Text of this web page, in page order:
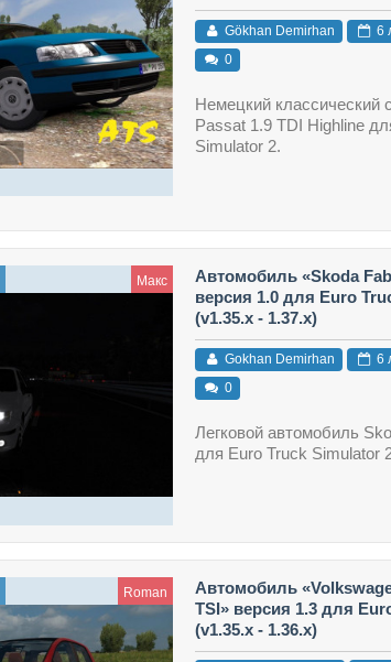
Gökhan Demirhan 6
0
Немецкий классический
Passat 1.9 TDI Highline
Simulator 2.
Макс
Автомобиль «Skoda
версия 1.0 для Euro
(v1.35.x - 1.37.x)
Gokhan Demirhan 6
0
Легковой автомобиль
для Euro Truck Simulator
Roman
Автомобиль
TSI» версия 1.3 для
(v1.35.x - 1.36.x)